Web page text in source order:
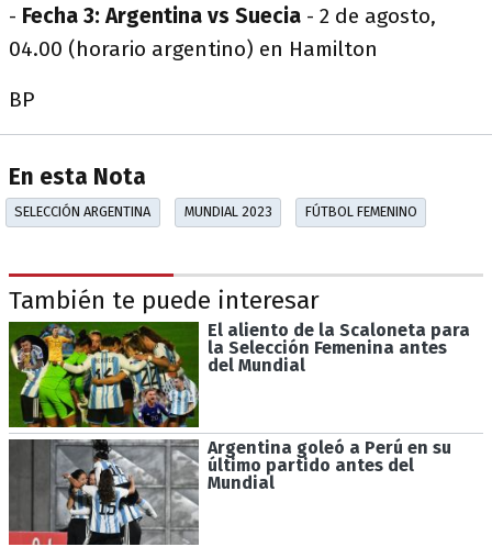
- Fecha 3: Argentina vs Suecia - 2 de agosto,
04.00 (horario argentino) en Hamilton
BP
En esta Nota
SELECCIÓN ARGENTINA MUNDIAL 2023 FÚTBOL FEMENINO
También te puede interesar
El aliento de la Scaloneta para
la Selección Femenina antes
del Mundial
Argentina goleó a Perú en su
último partido antes del
Mundial